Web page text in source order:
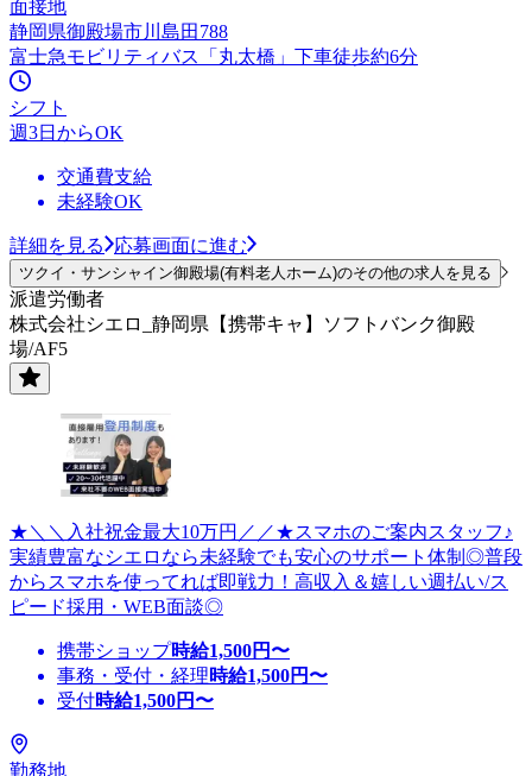
面接地
静岡県御殿場市川島田788
富士急モビリティバス「丸太橋」下車徒歩約6分
シフト
週3日からOK
交通費支給
未経験OK
詳細を見る 応募画面に進む
ツクイ・サンシャイン御殿場(有料老人ホーム)のその他の求人を見る
派遣労働者
株式会社シエロ_静岡県【携帯キャ】ソフトバンク御殿
場/AF5
★＼＼入社祝金最大10万円／／★スマホのご案内スタッフ♪
実績豊富なシエロなら未経験でも安心のサポート体制◎普段
からスマホを使ってれば即戦力！高収入＆嬉しい週払い/ス
ピード採用・WEB面談◎
携帯ショップ時給1,500円〜
事務・受付・経理時給1,500円〜
受付時給1,500円〜
勤務地